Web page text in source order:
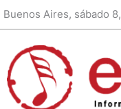
Buenos Aires, sábado